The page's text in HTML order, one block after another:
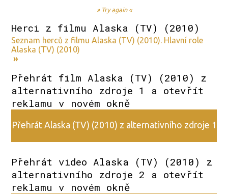
» Try again «
Herci z filmu Alaska (TV) (2010)
Seznam herců z filmu Alaska (TV) (2010). Hlavní role
Alaska (TV) (2010)
»
Přehrát film Alaska (TV) (2010) z
alternativního zdroje 1 a otevřít
reklamu v novém okně
Přehrát Alaska (TV) (2010) z alternativního zdroje 1
Přehrát video Alaska (TV) (2010) z
alternativního zdroje 2 a otevřít
reklamu v novém okně